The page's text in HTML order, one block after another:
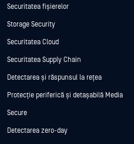
Securitatea fișierelor
Storage Security
Securitatea Cloud
Securitatea Supply Chain
Detectarea și răspunsul la rețea
Protecție periferică și detașabilă Media
Secure
Detectarea zero-day